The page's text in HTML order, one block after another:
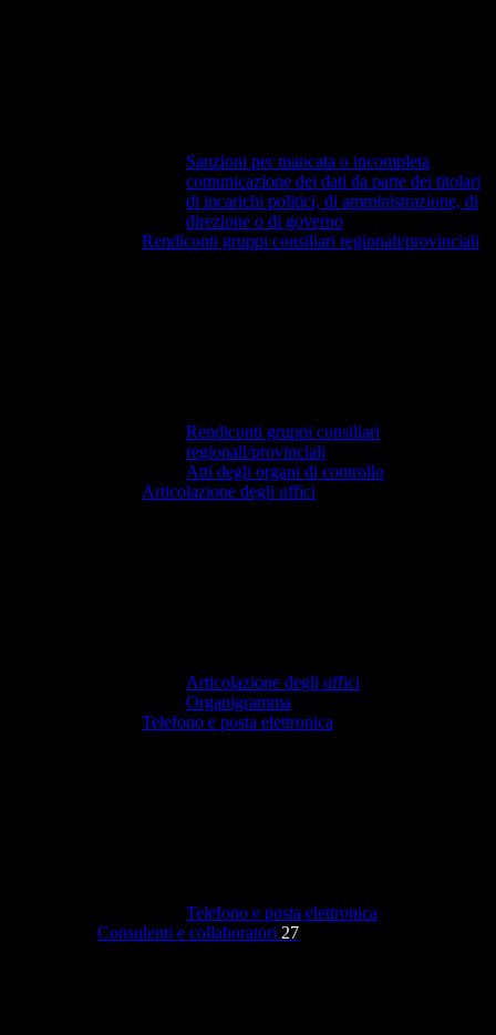
Sanzioni per mancata o incompleta
comunicazione dei dati da parte dei titolari
di incarichi politici, di amministrazione, di
direzione o di governo
Rendiconti gruppi consiliari regionali/provinciali
Rendiconti gruppi consiliari
regionali/provinciali
Atti degli organi di controllo
Articolazione degli uffici
Articolazione degli uffici
Organigramma
Telefono e posta elettronica
Telefono e posta elettronica
Consulenti e collaboratori 27